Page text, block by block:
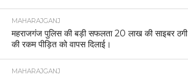
MAHARAJGANJ
महराजगंज पुलिस की बड़ी सफलता 20 लाख की साइबर ठगी
की रकम पीड़ित को वापस दिलाई।
MAHARAJGANJ